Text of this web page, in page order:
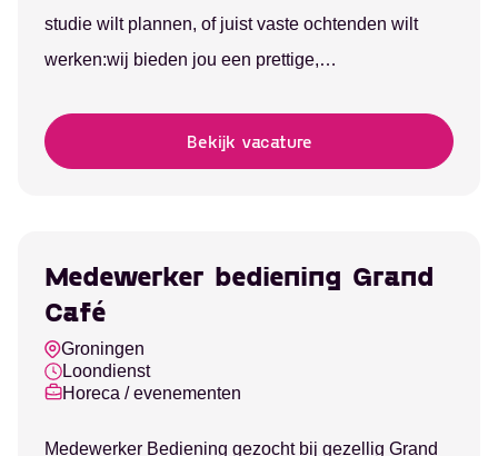
studie wilt plannen, of juist vaste ochtenden wilt
werken:wij bieden jou een prettige,…
Bekijk vacature
Medewerker bediening Grand
Café
Groningen
Loondienst
Horeca / evenementen
Medewerker Bediening gezocht bij gezellig Grand